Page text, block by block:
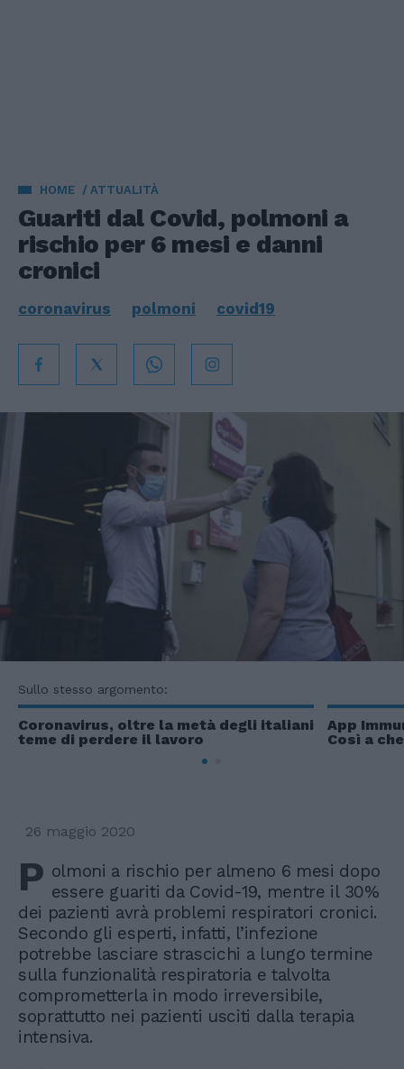
HOME ATTUALITÀ
Guariti dal Covid, polmoni a
rischio per 6 mesi e danni
cronici
coronavirus polmoni covid19
Sullo stesso argomento:
Coronavirus, oltre la metà degli italiani
teme di perdere il lavoro
App
Così a
26 maggio 2020
P olmoni a rischio per almeno 6 mesi dopo
essere guariti da Covid-19, mentre il 30%
dei pazienti avrà problemi respiratori cronici.
Secondo gli esperti, infatti, l’infezione
potrebbe lasciare strascichi a lungo termine
sulla funzionalità respiratoria e talvolta
comprometterla in modo irreversibile,
soprattutto nei pazienti usciti dalla terapia
intensiva.